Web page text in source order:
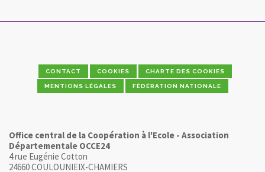
CONTACT COOKIES CHARTE DES COOKIES
MENTIONS LÉGALES FÉDÉRATION NATIONALE
Office central de la Coopération à l'Ecole - Association
Départementale OCCE24
4 rue Eugénie Cotton
24660 COULOUNIEIX-CHAMIERS